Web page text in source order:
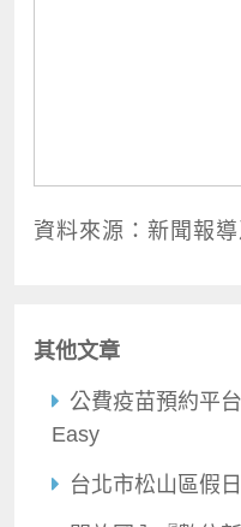
資料來源：新聞報
其他文章
公費疫苗預約平
Easy
台北市松山區假